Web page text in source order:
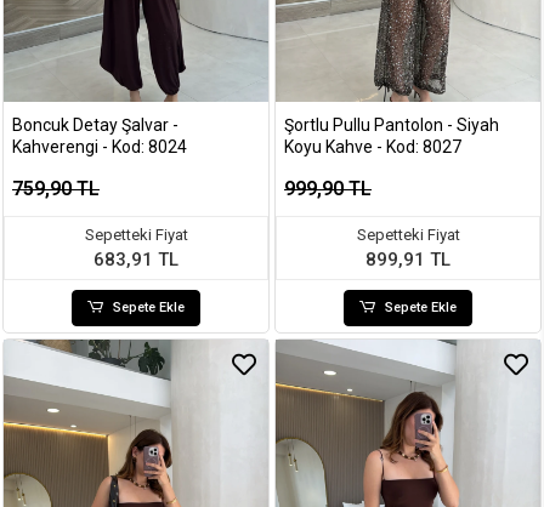
Boncuk Detay Şalvar -
Kahverengi - Kod: 8024
759,90 TL
Sepetteki Fiyat
683,91 TL
Sepete Ekle
Şortlu Pullu Pantolon - Siyah
Koyu Kahve - Kod: 8027
999,90 TL
Sepetteki Fiyat
899,91 TL
Sepete Ekle